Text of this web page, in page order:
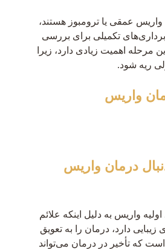
عمقی یا ترومبوز هستند،
تکمیلی برای بررسی
مرحله اهمیت زیادی دارد، زیرا
ریه شود.
واریس
درمان واریس
واریس به دلیل اینکه علائم
دارد، درمان را به تعویق
که تأخیر در درمان می‌تواند